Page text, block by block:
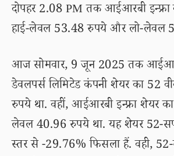
दोपहर 2.08 PM तक आईआरबी
हाई-लेवल 53.48 रुपये और लो-लेवल
आज सोमवार, 9 जून 2025 तक
डेवलपर्स लिमिटेड कंपनी शेयर का 52
रुपये था. वहीं, आईआरबी इन्फ्रा शेयर
लेवल 40.96 रुपये था. यह शेयर 52-
स्तर से -29.76% फिसला हैं. वही,